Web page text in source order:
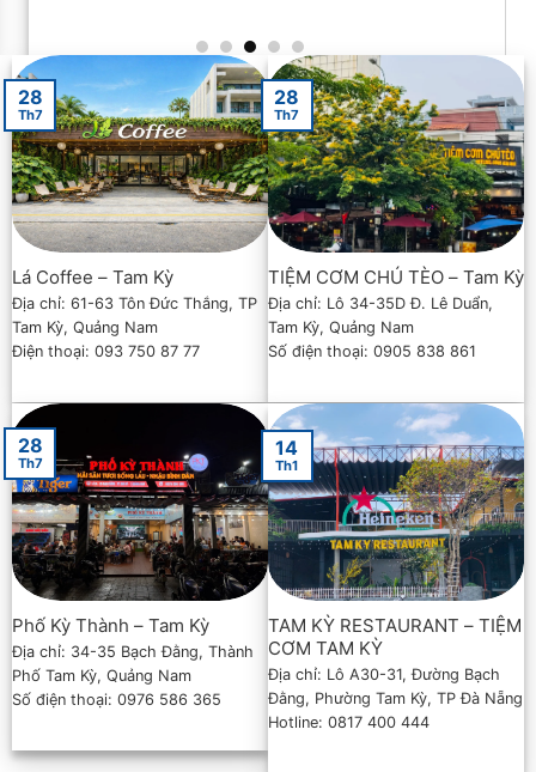
Lá Coffee – Tam Kỳ
Địa chỉ: 61-63 Tôn Đức Thắng, TP
Tam Kỳ, Quảng Nam
Điện thoại: 093 750 87 77
28
Th7
TIỆM CƠM CHÚ TÈO – Tam Kỳ
Địa chỉ: Lô 34-35D Đ. Lê Duẩn,
Tam Kỳ, Quảng Nam
Số điện thoại: 0905 838 861
28
Th7
Phố Kỳ Thành – Tam Kỳ
Địa chỉ: 34-35 Bạch Đằng, Thành
Phố Tam Kỳ, Quảng Nam
Số điện thoại: 0976 586 365
28
Th7
TAM KỲ RESTAURANT – TIỆM
CƠM TAM KỲ
Địa chỉ: Lô A30-31, Đường Bạch
Đằng, Phường Tam Kỳ, TP Đà Nẵng
Hotline: 0817 400 444
14
Th1